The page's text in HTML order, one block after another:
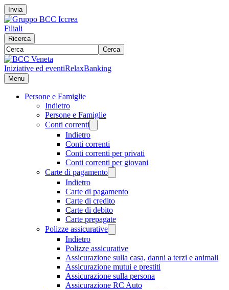
Invia
Filiali
Ricerca
Cerca
Iniziative ed eventiRelaxBanking
Menu
Persone e Famiglie
Indietro
Persone e Famiglie
Conti correnti
Indietro
Conti correnti
Conti correnti per privati
Conti correnti per giovani
Carte di pagamento
Indietro
Carte di pagamento
Carte di credito
Carte di debito
Carte prepagate
Polizze assicurative
Indietro
Polizze assicurative
Assicurazione sulla casa, danni a terzi e animali
Assicurazione mutui e prestiti
Assicurazione sulla persona
Assicurazione RC Auto